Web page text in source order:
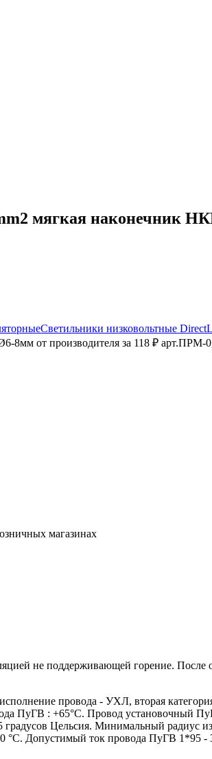
мягкая наконечник
Светильники низковольтные
8мм от производителя за 118 ₽ арт.ПРМ-
магазинах
не поддерживающей горение.
провода - УХЛ, вторая
ПуГВ : +65°С. Провод установочный
Цельсия. Минимальный радиус
°С. Допустимый ток провода ПуГВ